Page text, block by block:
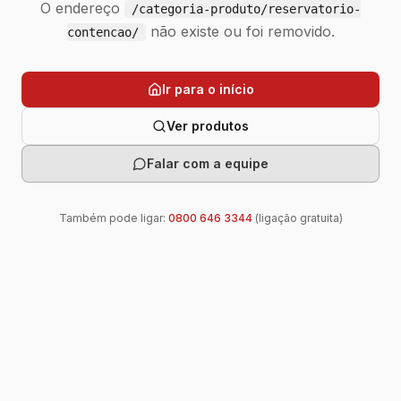
O endereço
/categoria-produto/reservatorio-
contencao/
não existe ou foi removido.
Ir para o início
Ver produtos
Falar com a equipe
Também pode ligar: 0800 646 3344(ligação gratuita)